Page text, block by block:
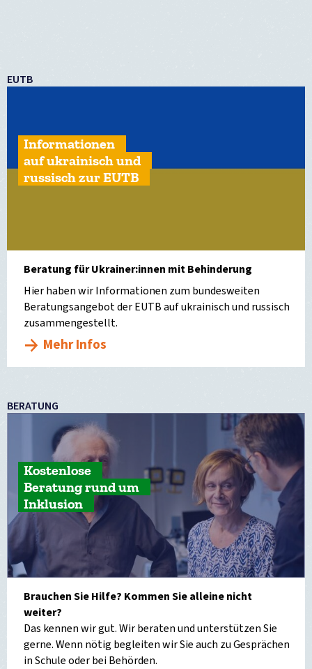
EUTB
Informationen
auf ukrainisch und
russisch zur EUTB
Beratung für Ukrainer:innen mit Behinderung
Hier haben wir Informationen zum bundesweiten
Beratungsangebot der EUTB auf ukrainisch und russisch
zusammengestellt.
Mehr Infos
BERATUNG
Kostenlose
Beratung rund um
Inklusion
Brauchen Sie Hilfe? Kommen Sie alleine nicht
weiter?
Das kennen wir gut. Wir beraten und unterstützen Sie
gerne. Wenn nötig begleiten wir Sie auch zu Gesprächen
in Schule oder bei Behörden.